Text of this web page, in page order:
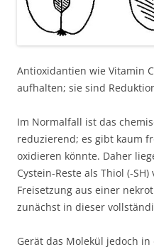
Antioxidantien wie Vitamin
aufhalten; sie sind
Im Normalfall ist das
reduzierend; es gibt kaum
oxidieren könnte. Daher
Cystein-Reste als Thiol (-
Freisetzung aus einer
zunächst in dieser
Gerät das Molekül jedoch